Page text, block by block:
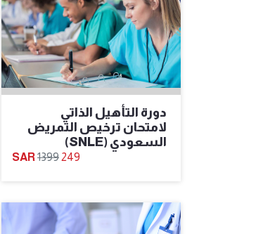
دورة التأهيل الذاتي
لامتحان ترخيص التمريض
السعودي (SNLE)
1399249